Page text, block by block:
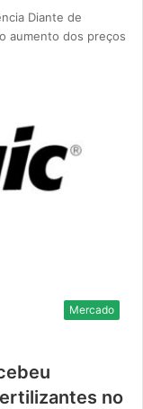
Diante de
aumento dos preços
Mercado
no